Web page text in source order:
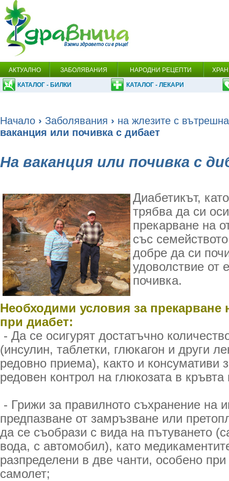
АКТУАЛНО ЗАБОЛЯВАНИЯ НАРОДНИ РЕЦЕПТИ
КАТАЛОГ - БИЛКИ КАТАЛОГ - ЛЕКАРИ
Начало › Заболявания › на жлезите с
ваканция или почивка с дибает
На ваканция или почивка с
Диабетикът,
трябва да си
прекарване на
със
добре да си
удоволствие от
почивка.
Необходими условия за прекарване
при диабет:
- Да се осигурят достатъчно
(инсулин, таблетки, глюкагон и други
редовно приема), както и консумативи
редовен контрол на глюкозата в кръвта
- Грижи за правилното съхранение на
предпазване от замръзване или
да се съобрази с вида на пътуването
вода, с автомобил), като
разпределени в две чанти, особено
самолет;